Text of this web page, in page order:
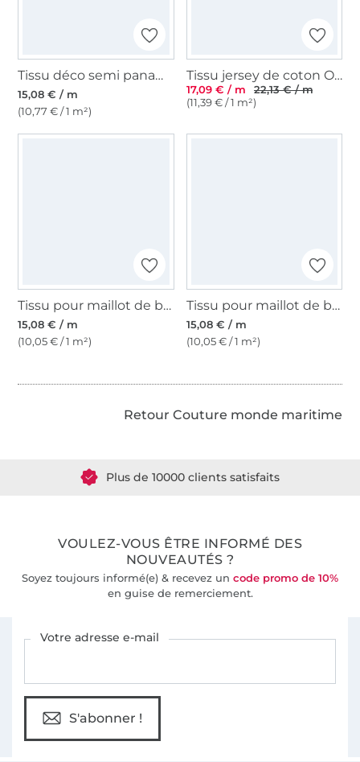
Tissu déco semi panama Seaside House, naturel
15,08 € / m
(10,77 € / 1 m²)
Tissu jersey de coton Ocean Dreams Ecailles de poisson Bord de mer chic, blanc cassé
17,09 € / m
22,13 € / m
(11,39 € / 1 m²)
Tissu pour maillot de bain à rayures Stripes, bleu pétrole foncé
15,08 € / m
(10,05 € / 1 m²)
Tissu pour maillot de bain Requins, bleu marine
15,08 € / m
(10,05 € / 1 m²)
Retour Couture monde maritime
VOULEZ-VOUS ÊTRE INFORMÉ DES
NOUVEAUTÉS ?
Soyez toujours informé(e) & recevez un code promo de 10%
en guise de remerciement.
Votre adresse e-mail
S'abonner !